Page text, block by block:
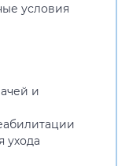
условия
и
ухода